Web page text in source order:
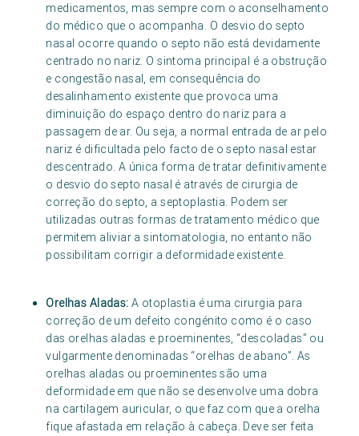
medicamentos, mas sempre com o aconselhamento
do médico que o acompanha. O desvio do septo
nasal ocorre quando o septo não está devidamente
centrado no nariz. O sintoma principal é a obstrução
e congestão nasal, em consequência do
desalinhamento existente que provoca uma
diminuição do espaço dentro do nariz para a
passagem de ar. Ou seja, a normal entrada de ar pelo
nariz é dificultada pelo facto de o septo nasal estar
descentrado. A única forma de tratar definitivamente
o desvio do septo nasal é através de cirurgia de
correção do septo, a septoplastia. Podem ser
utilizadas outras formas de tratamento médico que
permitem aliviar a sintomatologia, no entanto não
possibilitam corrigir a deformidade existente.
Orelhas Aladas: A otoplastia é uma cirurgia para
correção de um defeito congénito como é o caso
das orelhas aladas e proeminentes, “descoladas” ou
vulgarmente denominadas “orelhas de abano”. As
orelhas aladas ou proeminentes são uma
deformidade em que não se desenvolve uma dobra
na cartilagem auricular, o que faz com que a orelha
fique afastada em relação à cabeça. Deve ser feita